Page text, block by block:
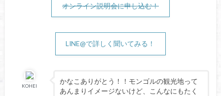
オンライン説明会に申し込む！
LINE@で詳しく聞いてみる！
KOHEI
かなこありがとう！！モンゴルの観光地って
あんまりイメージないけど、こんなにもたく